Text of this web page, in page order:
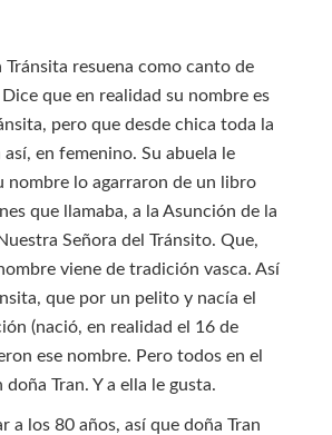
Tránsita resuena como canto de
que en realidad su nombre es
pero que desde chica toda la
en femenino. Su abuela le
nombre lo agarraron de un libro
que llamaba, a la Asunción de la
Señora del Tránsito. Que,
viene de tradición vasca. Así
que por un pelito y nacía el
(nació, en realidad el 16 de
ese nombre. Pero todos en el
Tran. Y a ella le gusta.
a los 80 años, así que doña Tran